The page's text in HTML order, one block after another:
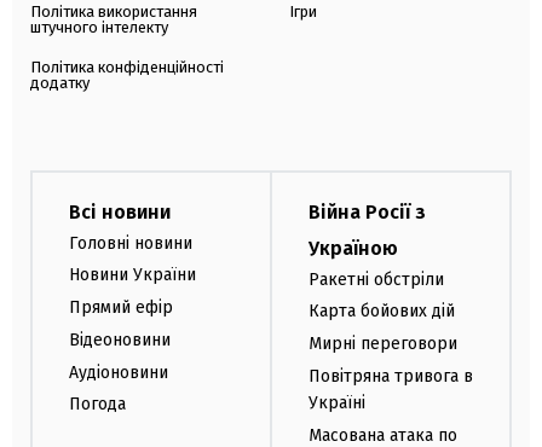
Політика використання
штучного інтелекту
Політика конфіденційності
додатку
Ігри
Всі новини
Головні новини
Новини України
Прямий ефір
Відеоновини
Аудіоновини
Погода
Війна Росії з
Україною
Ракетні обстріли
Карта бойових дій
Мирні переговори
Повітряна тривога в
Україні
Масована атака по